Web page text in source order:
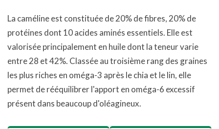
La caméline est constituée de 20% de fibres, 20% de
protéines dont 10 acides aminés essentiels. Elle est
valorisée principalement en huile dont la teneur varie
entre 28 et 42%. Classée au troisième rang des graines
les plus riches en oméga-3 après le chia et le lin, elle
permet de rééquilibrer l'apport en oméga-6 excessif
présent dans beaucoup d'oléagineux.